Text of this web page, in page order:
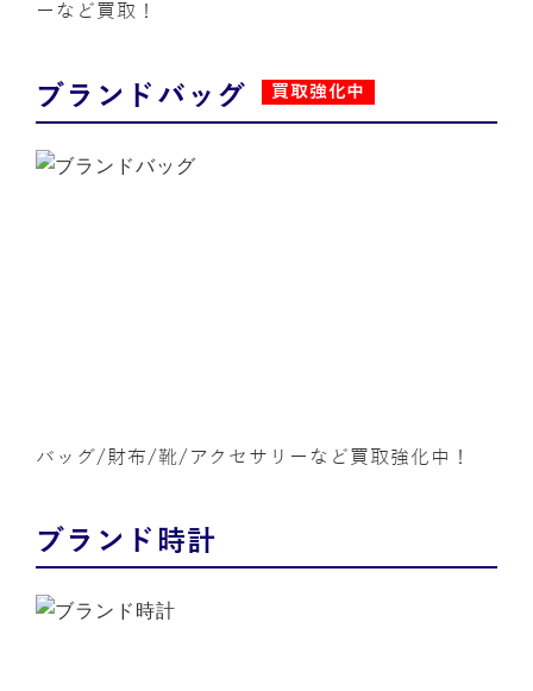
ーなど買取！
ブランドバッグ 買取強化中
バッグ/財布/靴/アクセサリーなど買取強化中！
ブランド時計